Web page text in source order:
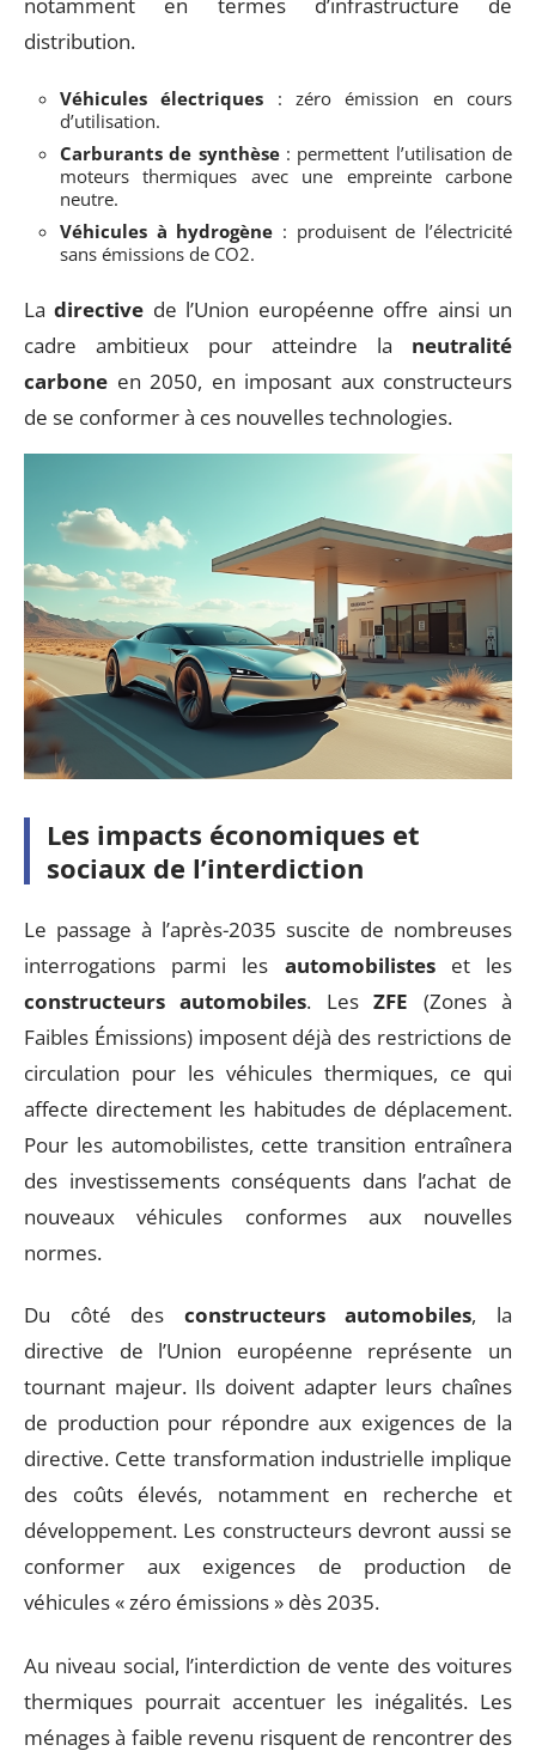
distribution.
Véhicules électriques : zéro émission en cours
d’utilisation.
Carburants de synthèse: permettent l’utilisation de
moteurs thermiques avec une empreinte carbone
neutre.
Véhicules à hydrogène : produisent de l’électricité
sans émissions de CO2.
Ladirective de l’Union européenne offre ainsi un
cadre ambitieux pour atteindre la neutralité
carbone en 2050, en imposant aux constructeurs
de se conformer à ces nouvelles technologies.
Les impacts économiques et
sociaux de l’interdiction
Le passage à l’après-2035 suscite de nombreuses
interrogations parmi les automobilisteset les
constructeurs automobiles. LesZFE (Zones à
Faibles Émissions) imposent déjà des restrictions de
circulation pour les véhicules thermiques, ce qui
affecte directement les habitudes de déplacement.
Pour les automobilistes, cette transition entraînera
des investissements conséquents dans l’achat de
nouveaux véhicules conformes aux nouvelles
normes.
Du côté des constructeurs automobiles, la
directive de l’Union européenne représente un
tournant majeur. Ils doivent adapter leurs chaînes
de production pour répondre aux exigences de la
directive. Cette transformation industrielle implique
des coûts élevés, notamment en recherche et
développement. Les constructeurs devront aussi se
conformer aux exigences de production de
véhicules « zéro émissions » dès 2035.
Au niveau social, l’interdiction de vente des voitures
thermiques pourrait accentuer les inégalités. Les
ménages à faible revenu risquent de rencontrer des